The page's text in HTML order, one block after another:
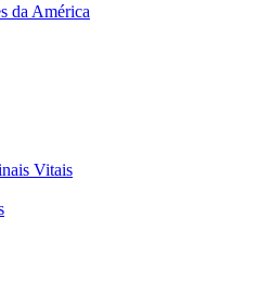
da América
Vitais